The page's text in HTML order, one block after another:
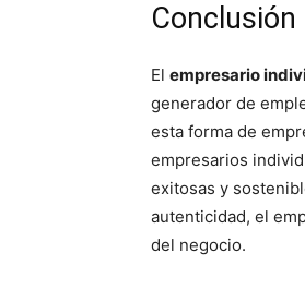
Conclusión
El empresario
generador de
esta forma de
empresarios
exitosas y
autenticidad, el
del negocio.